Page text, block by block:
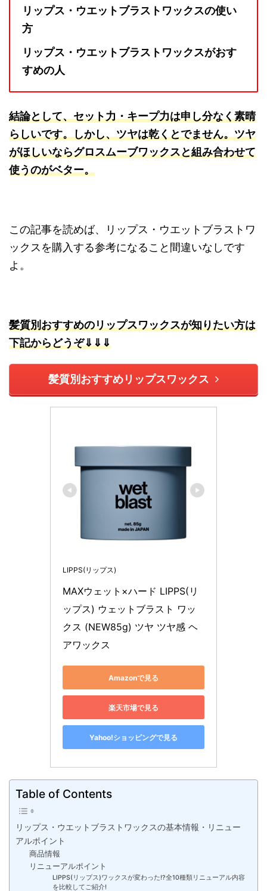
リップス・ウエットブラストワックスの使い
方
リップス・ウエットブラストワックスがおす
すめの人
結論として、セット力・キープ力は申し分なく素晴
らしいです。しかし、ツヤは乾くとでません。ツヤ
がほしいならグロスムーブワックスと組み合わせて
使うのがベター。
この記事を読めば、リップス・ウエットブラストワ
ックスを購入する参考になること間違いなしです
よ。
髪質別おすすめのリップスワックスが知りたい方は
下記からどうぞ⇓⇓⇓
髪質別おすすめリップスワックス
LIPPS(リップス)
MAXウェット×ハード LIPPS(リ
ップス) ウェットブラスト ワッ
クス (NEW85g) ツヤ ツヤ感 ヘ
アワックス
Amazonで見る
楽天市場で見る
Yahoo!ショッピングで見る
Table of Contents
リップス・ウエットブラストワックスの基本情報・リニュー
アルポイント
商品情報
リニューアルポイント
LIPPS(リップス)ワックスが変わった!?全10種類リニューアル内容
を比較してご紹介!